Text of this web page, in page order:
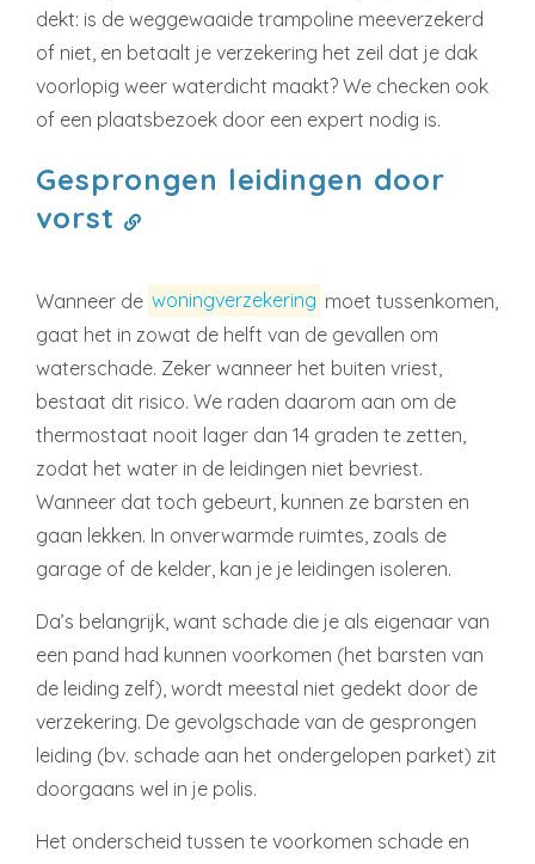
dekt: is de weggewaaide trampoline meeverzekerd
of niet, en betaalt je verzekering het zeil dat je dak
voorlopig weer waterdicht maakt? We checken ook
of een plaatsbezoek door een expert nodig is.
Gesprongen leidingen door
vorst
Wanneer de woningverzekering moet tussenkomen,
gaat het in zowat de helft van de gevallen om
waterschade. Zeker wanneer het buiten vriest,
bestaat dit risico. We raden daarom aan om de
thermostaat nooit lager dan 14 graden te zetten,
zodat het water in de leidingen niet bevriest.
Wanneer dat toch gebeurt, kunnen ze barsten en
gaan lekken. In onverwarmde ruimtes, zoals de
garage of de kelder, kan je je leidingen isoleren.
Da’s belangrijk, want schade die je als eigenaar van
een pand had kunnen voorkomen (het barsten van
de leiding zelf), wordt meestal niet gedekt door de
verzekering. De gevolgschade van de gesprongen
leiding (bv. schade aan het ondergelopen parket) zit
doorgaans wel in je polis.
Het onderscheid tussen te voorkomen schade en